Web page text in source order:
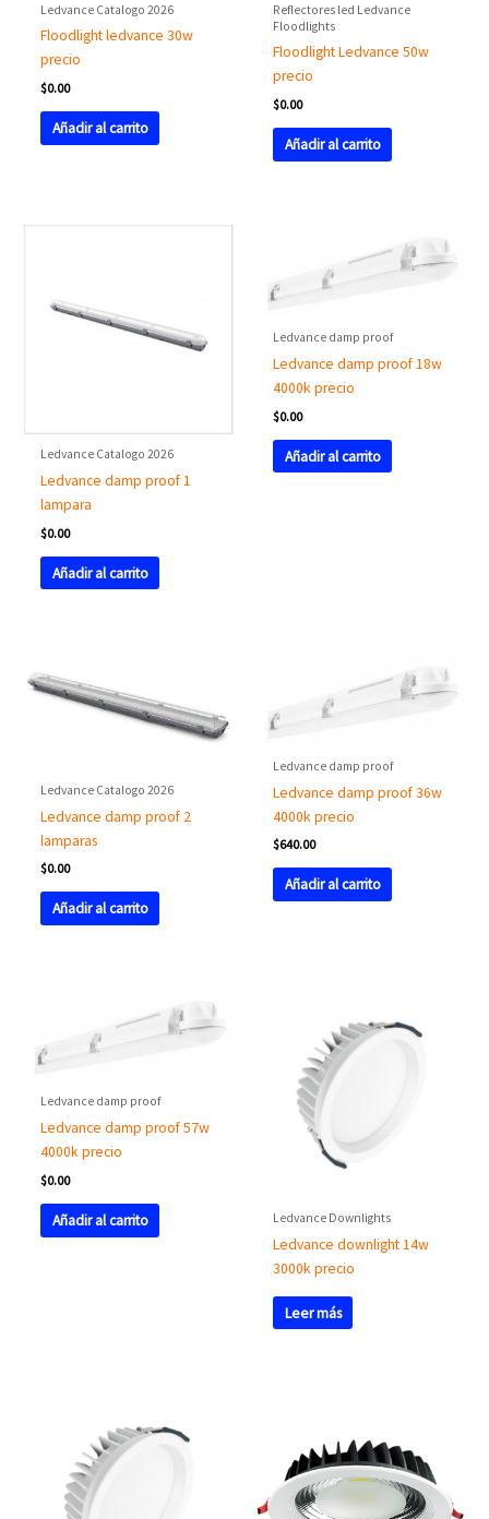
Ledvance Catalogo 2026
Floodlight ledvance 30w
precio
$0.00
Añadir al carrito
Reflectores led Ledvance
Floodlights
Floodlight Ledvance 50w
precio
$0.00
Añadir al carrito
Ledvance Catalogo 2026
Ledvance damp proof 1
lampara
$0.00
Añadir al carrito
Ledvance damp proof
Ledvance damp proof 18w
4000k precio
$0.00
Añadir al carrito
Ledvance Catalogo 2026
Ledvance damp proof 2
lamparas
$0.00
Añadir al carrito
Ledvance damp proof
Ledvance damp proof 36w
4000k precio
$640.00
Añadir al carrito
Ledvance damp proof
Ledvance damp proof 57w
4000k precio
$0.00
Añadir al carrito Ledvance Downlights
Ledvance downlight 14w
3000k precio
Leer más